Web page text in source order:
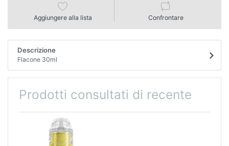
Aggiungere alla lista Confrontare
Descrizione
Flacone 30ml
Prodotti consultati di recente